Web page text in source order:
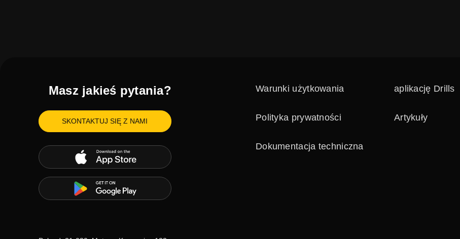
Masz jakieś pytania?
SKONTAKTUJ SIĘ Z NAMI
Warunki użytkowania aplikację Drills
Polityka prywatności Artykuły
Dokumentacja techniczna